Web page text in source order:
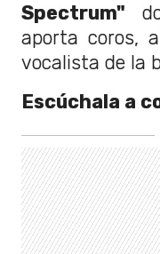
Spectrum"
aporta coros,
vocalista de la
Escúchala a